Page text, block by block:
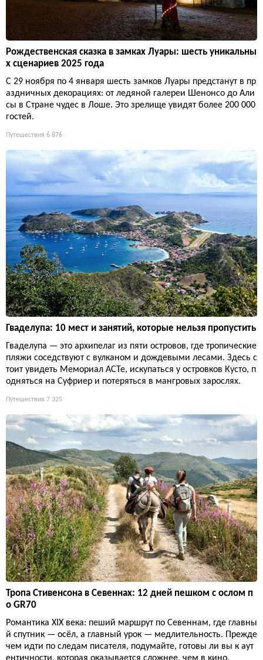
Рождественская сказка в замках Луары: шесть уникальны
х сценариев 2025 года
С 29 ноября по 4 января шесть замков Луары предстанут в пр
аздничных декорациях: от ледяной галереи Шенонсо до Али
сы в Стране чудес в Лоше. Это зрелище увидят более 200 000
гостей.
Путешествия 6 876
Гваделупа: 10 мест и занятий, которые нельзя пропустить
Гваделупа — это архипелаг из пяти островов, где тропические
пляжи соседствуют с вулканом и дождевыми лесами. Здесь с
тоит увидеть Мемориал ACTe, искупаться у островков Кусто, п
одняться на Суфриер и потеряться в мангровых зарослях.
Путешествия 7 325
Тропа Стивенсона в Севеннах: 12 дней пешком с ослом п
о GR70
Романтика XIX века: пеший маршрут по Севеннам, где главны
й спутник — осёл, а главный урок — медлительность. Прежде
чем идти по следам писателя, подумайте, готовы ли вы к аут